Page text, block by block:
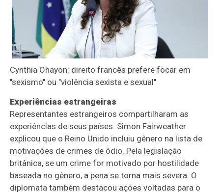
Cynthia Ohayon: direito francês prefere focar em
"sexismo" ou "violência sexista e sexual"
Experiências estrangeiras
Representantes estrangeiros compartilharam as
experiências de seus países. Simon Fairweather
explicou que o Reino Unido incluiu gênero na lista de
motivações de crimes de ódio. Pela legislação
britânica, se um crime for motivado por hostilidade
baseada no gênero, a pena se torna mais severa. O
diplomata também destacou ações voltadas para o